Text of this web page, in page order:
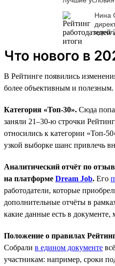
Нина
Что нового в
В Рейтинге появились
более объективным и полезным.
Категория «Топ-30». Сюда
заняли 21–30-ю строчки
относились к категории «Топ-
узкой выборке шанс привлечь
Аналитический отчёт по
на платформе Dream Job. Его
работодатели, которые
дополнительные отчёты в
какие данные есть в документе,
Положение о правилах
Собрали в едином документе
участникам: например, сроки